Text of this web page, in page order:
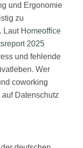
und Ergonomie
zu
Laut Homeoffice
2025
und fehlende
Wer
coworking
Datenschutz